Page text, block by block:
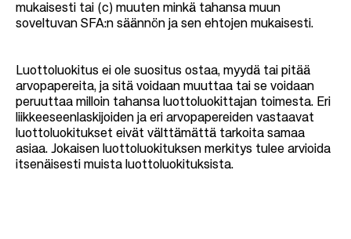
mukaisesti tai (c) muuten minkä tahansa muun
soveltuvan SFA:n säännön ja sen ehtojen mukaisesti.
Luottoluokitus ei ole suositus ostaa, myydä tai pitää
arvopapereita, ja sitä voidaan muuttaa tai se voidaan
peruuttaa milloin tahansa luottoluokittajan toimesta. Eri
liikkeeseenlaskijoiden ja eri arvopapereiden vastaavat
luottoluokitukset eivät välttämättä tarkoita samaa
asiaa. Jokaisen luottoluokituksen merkitys tulee arvioida
itsenäisesti muista luottoluokituksista.